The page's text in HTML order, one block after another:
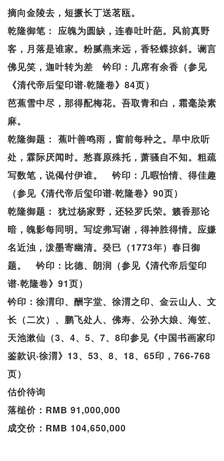
摘向金陵去，短撅长丁送茗瓯。
乾隆御笔： 应魄为圆缺，连春吐叶葩。风前真野
客，月落是谁家。粉腻燕来远，香轻蝶掠斜。谰言
佛见笑，迦叶转为差 钤印：几席有余香（参见
《清代帝后玺印谱‧乾隆卷》84页）
芭蕉雪中尽，那得配梅花。吾取青和白，霜毫染素
麻。
乾隆御题： 蕉叶善鸣雨，窗前每种之。旱中欣听
处，霖际厌闻时。愁喜原殊托，萧骚自不知。粗疏
写数笔，说偈付伊谁。 钤印：几暇怡情、得佳趣
（参见《清代帝后玺印谱‧乾隆卷》90页）
乾隆御题： 犹过杨家野，还轻罗氏荣。籁香那论
暗，魄影每同明。写绽弗写谢，得神胜得情。应嫌
名近浊，泼墨寄幽清。癸巳（1773年）春日御
题。 钤印：比德、朗润（参见《清代帝后玺印
谱‧乾隆卷》91页）
钤印：徐渭印、酬字堂、徐渭之印、金云山人、文
长（二次）、鹏飞处人、佛寿、公孙大娘、海笠、
天池漱仙（3、4、5、7、8印参见《中国书画家印
鉴款识‧徐渭》13、53、8、18、65印，766-768
页）
估价待询
落槌价：RMB 91,000,000
成交价：RMB 104,650,000